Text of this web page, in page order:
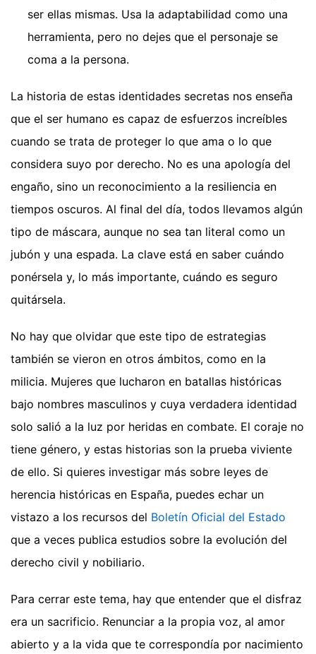
ser ellas mismas. Usa la adaptabilidad como una
herramienta, pero no dejes que el personaje se
coma a la persona.
La historia de estas identidades secretas nos enseña
que el ser humano es capaz de esfuerzos increíbles
cuando se trata de proteger lo que ama o lo que
considera suyo por derecho. No es una apología del
engaño, sino un reconocimiento a la resiliencia en
tiempos oscuros. Al final del día, todos llevamos algún
tipo de máscara, aunque no sea tan literal como un
jubón y una espada. La clave está en saber cuándo
ponérsela y, lo más importante, cuándo es seguro
quitársela.
No hay que olvidar que este tipo de estrategias
también se vieron en otros ámbitos, como en la
milicia. Mujeres que lucharon en batallas históricas
bajo nombres masculinos y cuya verdadera identidad
solo salió a la luz por heridas en combate. El coraje no
tiene género, y estas historias son la prueba viviente
de ello. Si quieres investigar más sobre leyes de
herencia históricas en España, puedes echar un
vistazo a los recursos del Boletín Oficial del Estado
que a veces publica estudios sobre la evolución del
derecho civil y nobiliario.
Para cerrar este tema, hay que entender que el disfraz
era un sacrificio. Renunciar a la propia voz, al amor
abierto y a la vida que te correspondía por nacimiento